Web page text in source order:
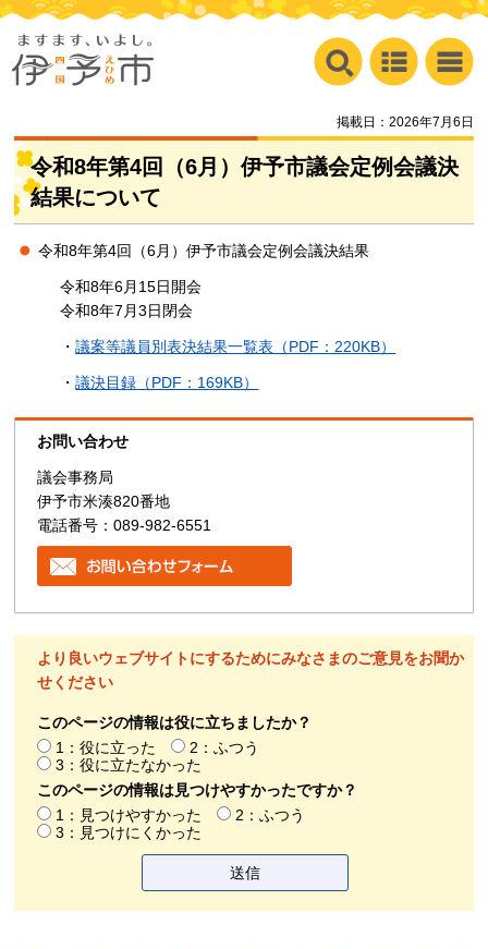
掲載日：2026年7月6日
令和8年第4回（6月）伊予市議会定例会議決
結果について
令和8年第4回（6月）伊予市議会定例会議決結果
令和8年6月15日開会
令和8年7月3日閉会
・議案等議員別表決結果一覧表（PDF：220KB）
・議決目録（PDF：169KB）
お問い合わせ
議会事務局
伊予市米湊820番地
電話番号：089-982-6551
より良いウェブサイトにするためにみなさまのご意見をお聞か
せください
このページの情報は役に立ちましたか？
1：役に立った
2：ふつう
3：役に立たなかった
このページの情報は見つけやすかったですか？
1：見つけやすかった
2：ふつう
3：見つけにくかった